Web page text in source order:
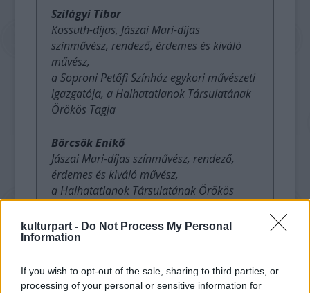
kulturpart - Do Not Process My Personal
Information
If you wish to opt-out of the sale, sharing to third parties, or
processing of your personal or sensitive information for
Szilágyi Tibor
Kossuth-díjas, Jászai Mari-díjas
színművész, rendező, érdemes és kiváló
művész,
a Soproni Petőfi Színház egykori művészeti
igazgatója, a Halhatatlanok Társulatának
Örökös Tagja
Börcsök Enikő
Jászai Mari-díjas színművész, rendező,
érdemes és kiváló művész,
a Halhatatlanok Társulatának Örökös
Rátóti Zoltán
érdemes és kiváló művész